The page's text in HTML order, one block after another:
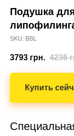
Подушка
SKU: BBL
3793 грн. 4236
Купить